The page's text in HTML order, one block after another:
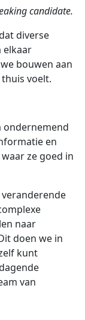
candidate.
diverse
elkaar
bouwen aan
voelt.
ondernemend
en
ze goed in
naar
doen we in
kunt
van